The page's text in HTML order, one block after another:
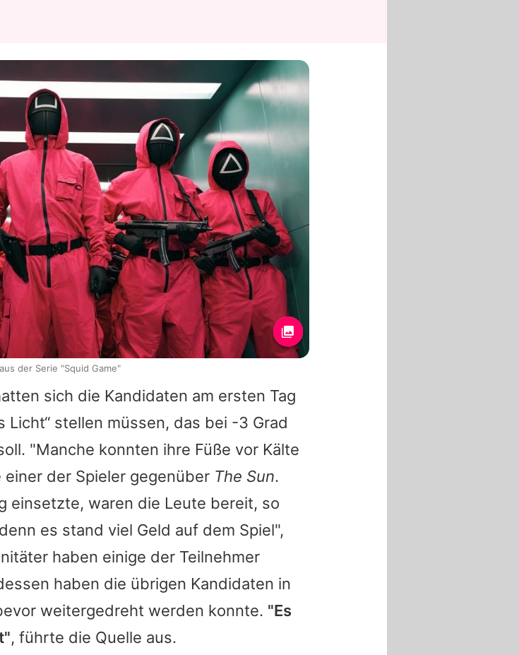
sich die Kandidaten am ersten Tag
Licht“ stellen müssen, das bei -3 Grad
"Manche konnten ihre Füße vor Kälte
der Spieler gegenüber The Sun.
einsetzte, waren die Leute bereit, so
es stand viel Geld auf dem Spiel",
haben einige der Teilnehmer
haben die übrigen Kandidaten in
weitergedreht werden konnte. "Es
, führte die Quelle aus.
der Serie "Squid Game"